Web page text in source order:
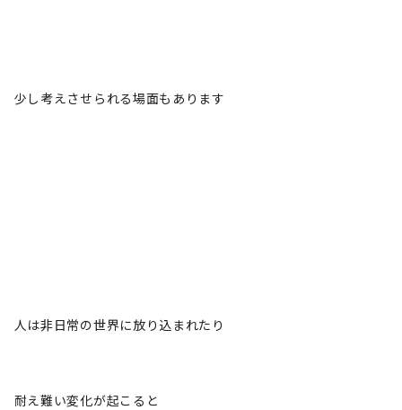
少し考えさせられる場面もあります
人は非日常の世界に放り込まれたり
耐え難い変化が起こると